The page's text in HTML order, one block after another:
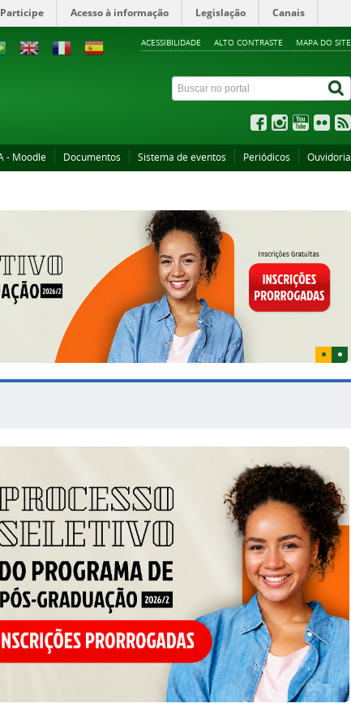
Participe Acesso à informação Legislação Canais
ACESSIBILIDADE ALTO CONTRASTE MAPA DO SITE
- Moodle Documentos Sistema de eventos Periódicos Ouvidoria